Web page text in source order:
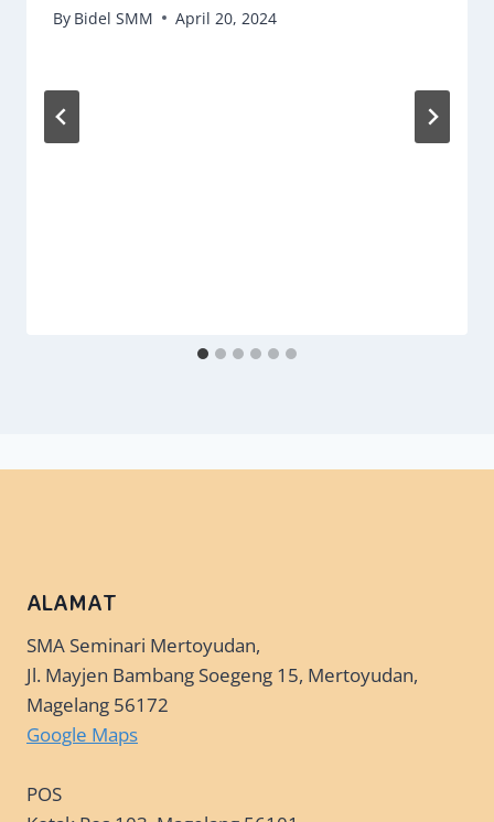
By Bidel SMM April 20, 2024
ALAMAT
SMA Seminari Mertoyudan,
Jl. Mayjen Bambang Soegeng 15, Mertoyudan,
Magelang 56172
Google Maps
POS